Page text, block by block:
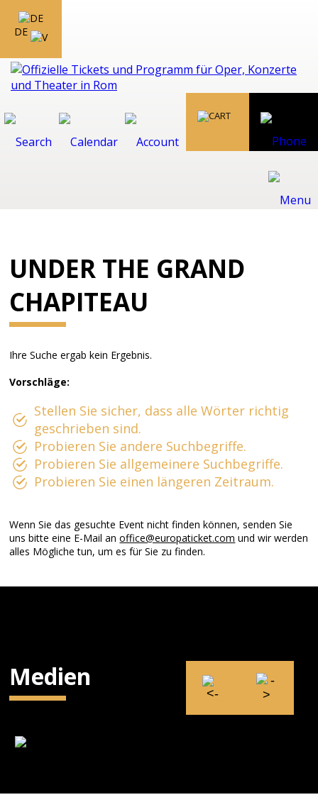
DE
UNDER THE GRAND
CHAPITEAU
Ihre Suche ergab kein Ergebnis.
Vorschläge:
Stellen Sie sicher, dass alle Wörter richtig
geschrieben sind.
Probieren Sie andere Suchbegriffe.
Probieren Sie allgemeinere Suchbegriffe.
Probieren Sie einen längeren Zeitraum.
Wenn Sie das gesuchte Event nicht finden können, senden Sie
uns bitte eine E-Mail anoffice@europaticket.com und wir werden
alles Mögliche tun, um es für Sie zu finden.
Medien